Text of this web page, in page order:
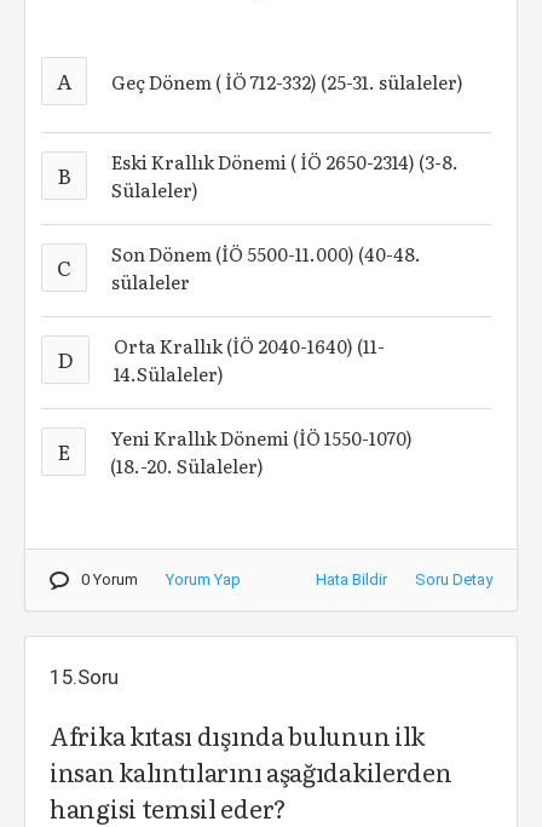
A Geç Dönem ( İÖ 712-332) (25-31. sülaleler)
B
Eski Krallık Dönemi ( İÖ 2650-2314) (3-8.
Sülaleler)
C
Son Dönem (İÖ 5500-11.000) (40-48.
sülaleler
D
Orta Krallık (İÖ 2040-1640) (11-
14.Sülaleler)
E
Yeni Krallık Dönemi (İÖ 1550-1070)
(18.-20. Sülaleler)
0 Yorum Yorum Yap Hata Bildir Soru Detay
15.Soru
Afrika kıtası dışında bulunun ilk
insan kalıntılarını aşağıdakilerden
hangisi temsil eder?